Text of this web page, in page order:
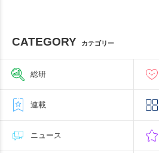
CATEGORY カテゴリー
総研
連載
ニュース